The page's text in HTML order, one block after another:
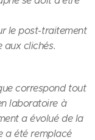
le post-traitement
aux clichés.
correspond tout
laboratoire à
a évolué de la
a été remplacé